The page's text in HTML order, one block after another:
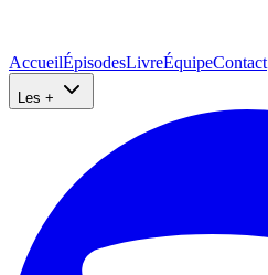
AccueilÉpisodesLivreÉquipeContact
Les +